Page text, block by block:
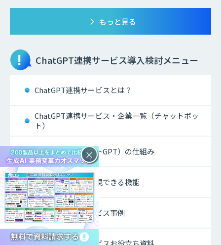
もっと見る
ChatGPT連携サービス導入検討メニュー
ChatGPT連携サービスとは？
ChatGPT連携サービス・企業一覧（チャットボッ
ト）
ChatGPT（チャットGPT）の仕組み
ChatGPT連携で実現できる機能
ChatGPT連携サービス事例
×